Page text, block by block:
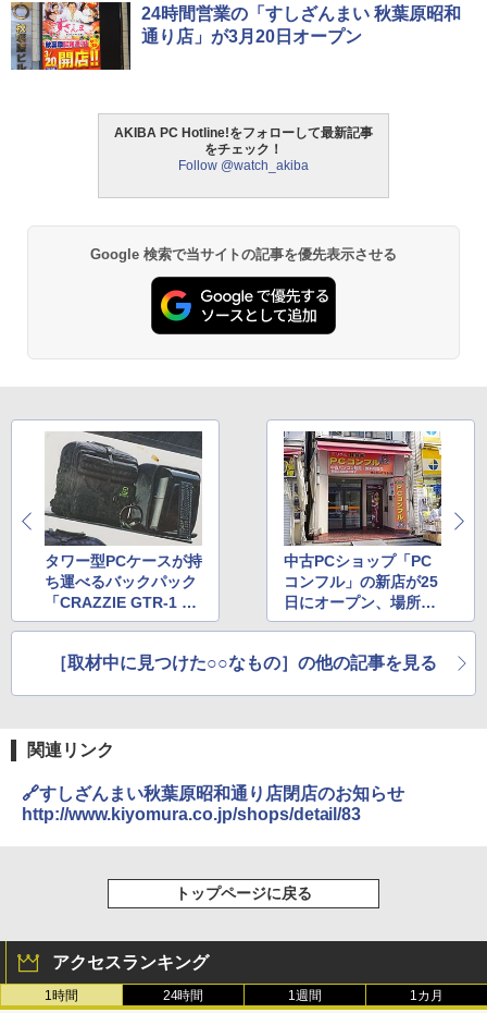
24時間営業の「すしざんまい 秋葉原昭和
通り店」が3月20日オープン
AKIBA PC Hotline!をフォローして最新記事
をチェック！
Follow @watch_akiba
Google 検索で当サイトの記事を優先表示させる
タワー型PCケースが持
ち運べるバックパック
「CRAZZIE GTR-1 PC
Tower Backpack」
中古PCショップ「PC
コンフル」の新店が25
日にオープン、場所は
伊勢うどん「いなむ
［取材中に見つけた○○なもの］の他の記事を見る
関連リンク
🔗すしざんまい秋葉原昭和通り店閉店のお知らせ
http://www.kiyomura.co.jp/shops/detail/83
トップページに戻る
アクセスランキング
1時間 24時間 1週間 1カ月